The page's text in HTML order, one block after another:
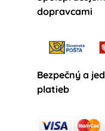
dopravcami
Bezpečný a
platieb